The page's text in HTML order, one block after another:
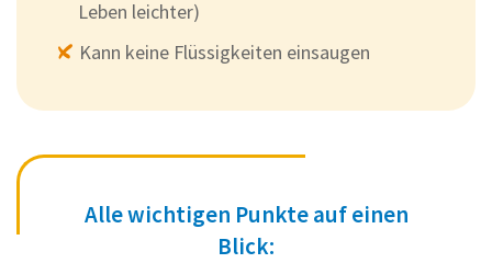
Leben leichter)
Kann keine Flüssigkeiten einsaugen
Alle wichtigen Punkte auf einen
Blick: